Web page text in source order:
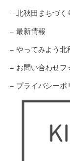
− 北秋田まちづく
− 最新情報
− やってみよう北
− お問い合わせフ
− プライバシーポ